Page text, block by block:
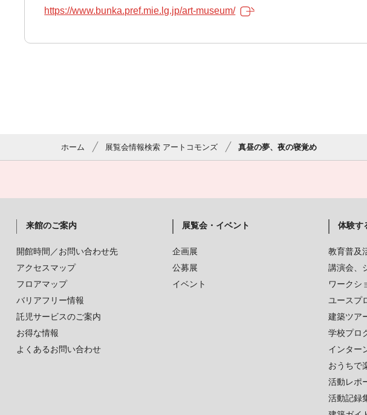
https://www.bunka.pref.mie.lg.jp/art-museum/
ホーム 展覧会情報検索 アートコモンズ 真昼の夢、夜の寝覚め
来館のご案内
開館時間／お問い合わせ先
アクセスマップ
フロアマップ
バリアフリー情報
託児サービスのご案内
お得な情報
よくあるお問い合わせ
展覧会・イベント
企画展
公募展
イベント
体験す
教育普及
講演会、
ワークシ
ユースプ
建築ツア
学校プロ
インター
おうちで
活動レポ
活動記録